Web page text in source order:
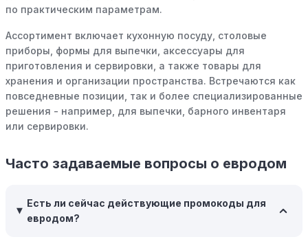
розничные компании часто предлагают значительные
Бросьте корзину:Если Вы не торопитесь с покупкой,
добавьте товары в корзину и оставьте их на день или
два. В некоторых случаях существует большая
вероятность того, что интернет-магазины, включая
евродом, могут прислать вам код скидки, чтобы
побудить вас завершить покупку.
время межсезонных распродаж, когда магазины
складские запасы. Планируйте заранее и покупайте
товары на следующий сезон, когда они будут в
по практическим параметрам.
Ассортимент включает кухонную посуду, столовые
приборы, формы для выпечки, аксессуары для
приготовления и сервировки, а также товары для
хранения и организации пространства. Встречаются как
повседневные позиции, так и более специализированные
решения - например, для выпечки, барного инвентаря
или сервировки.
Часто задаваемые вопросы о евродом
Есть ли сейчас действующие промокоды для
евродом?